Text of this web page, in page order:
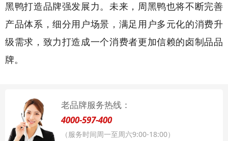
黑鸭打造品牌强发展力。未来，周黑鸭也将不断完善
产品体系，细分用户场景，满足用户多元化的消费升
级需求，致力打造成一个消费者更加信赖的卤制品品
牌。
老品牌服务热线：
4000-597-400
（服务时间周一至周六9:00-18:00）